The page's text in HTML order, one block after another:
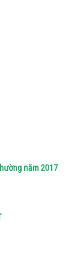
năm 2017